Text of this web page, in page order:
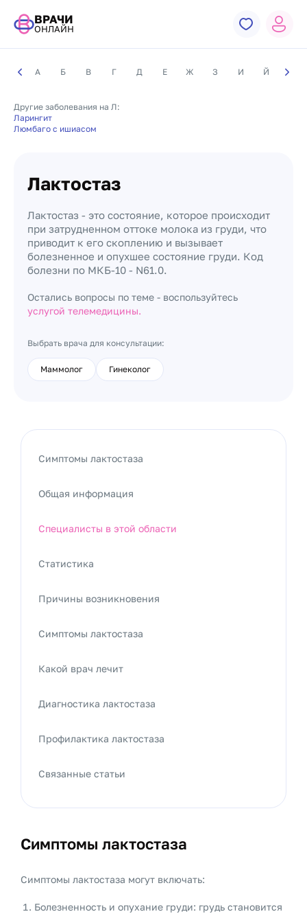
ВРАЧИ
ОНЛАЙН
А Б В Г Д Е Ж З И Й К
Другие заболевания на Л:
Ларингит
Люмбаго с ишиасом
Лактостаз
Лактостаз - это состояние, которое происходит
при затрудненном оттоке молока из груди, что
приводит к его скоплению и вызывает
болезненное и опухшее состояние груди. Код
болезни по МКБ-10 - N61.0.
Остались вопросы по теме - воспользуйтесь
услугой телемедицины.
Выбрать врача для консультации:
Маммолог Гинеколог
Симптомы лактостаза
Симптомы лактостаза могут включать:
Болезненность и опухание груди: грудь становится
Симптомы лактостаза
Общая информация
Специалисты в этой области
Статистика
Причины возникновения
Симптомы лактостаза
Какой врач лечит
Диагностика лактостаза
Профилактика лактостаза
Связанные статьи